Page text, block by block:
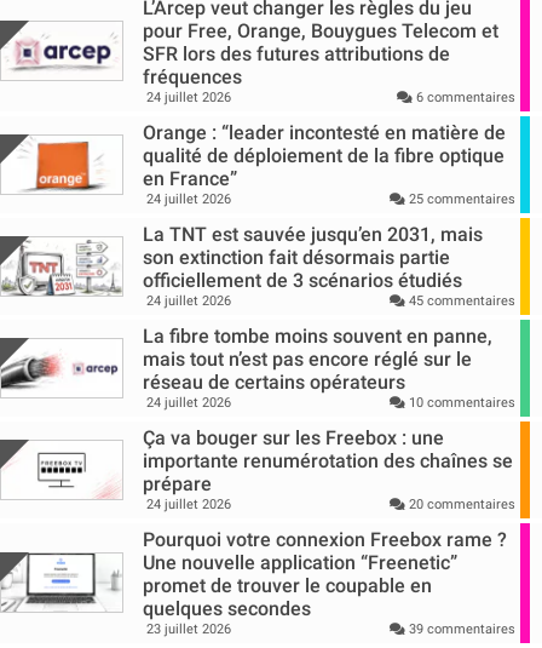
L’Arcep veut changer les règles du jeu
pour Free, Orange, Bouygues Telecom et
SFR lors des futures attributions de
fréquences
24 juillet 2026 6 commentaires
Orange : “leader incontesté en matière de
qualité de déploiement de la fibre optique
en France”
24 juillet 2026 25 commentaires
La TNT est sauvée jusqu’en 2031, mais
son extinction fait désormais partie
officiellement de 3 scénarios étudiés
24 juillet 2026 45 commentaires
La fibre tombe moins souvent en panne,
mais tout n’est pas encore réglé sur le
réseau de certains opérateurs
24 juillet 2026 10 commentaires
Ça va bouger sur les Freebox : une
importante renumérotation des chaînes se
prépare
24 juillet 2026 20 commentaires
Pourquoi votre connexion Freebox rame ?
Une nouvelle application “Freenetic”
promet de trouver le coupable en
quelques secondes
23 juillet 2026 39 commentaires